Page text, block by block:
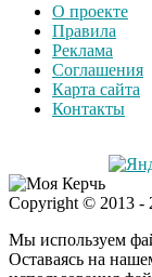
всё,
О проекте
Правила
Реклама
Соглашения
Карта сайта
Контакты
Copyright © 2013 -
Мы используем
Оставаясь на